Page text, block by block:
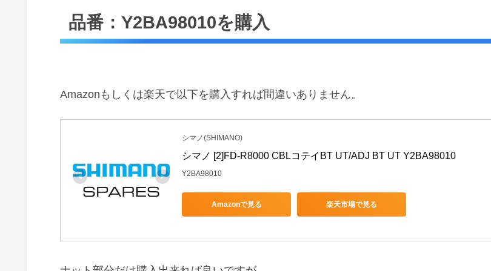
品番：Y2BA98010を購入
Amazonもしくは楽天で以下を購入すれば間違いありません。
シマノ(SHIMANO)
シマノ [2]FD-R8000 CBLコテイBT UT/ADJ BT UT Y2BA98010
Y2BA98010
Amazonで見る 楽天市場で見る